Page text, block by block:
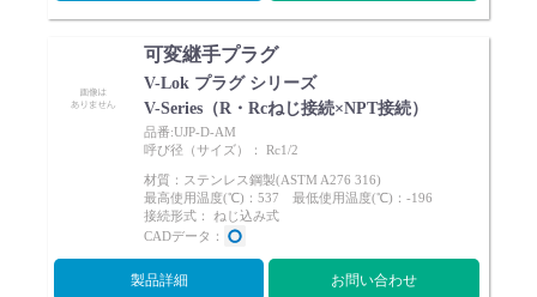
バルブと継手のきほん
説明会・講習会
可変継手プラグ
V-Lok プラグ シリーズ
V-Series（R・Rcねじ接続×NPT接続）
品番:UJP-D-AM
呼び径（サイズ）： Rc1/2
材質：ステンレス鋼製(ASTM A276 316)
最高使用温度(℃)：537 最低使用温度(℃)：-196
接続形式： ねじ込み式
CADデータ：
製品詳細 お問い合わせ